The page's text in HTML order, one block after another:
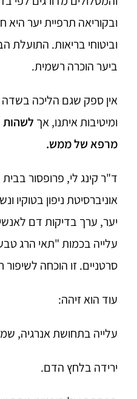
ובקוריאה תרפיית יער
וביטוחי בריאות. התועלת
ביער הוכרה רשמית.
אין ספק שגם הליכה בשדה
ומיטיבות איתנו, אך לשהות
מרפא של ממש.
ד"ר קינג לי, פרופסור
אוניברסיטת ניפון בטוקיו
יער, ערך בדיקות דם
עלייה בכמות "תאי הרג
סרטניים. זו הוכחה לשיפור
עוד הוא זיהה:
עלייה בתחושת אנרגיה,
ירידה בלחץ הדם.